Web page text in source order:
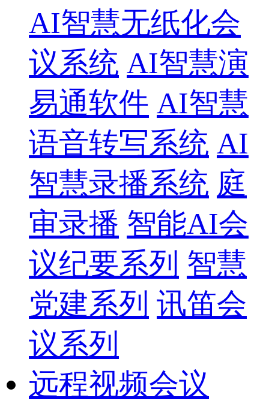
AI智慧无纸化会
议系统 AI智慧演
易通软件 AI智慧
语音转写系统 AI
智慧录播系统 庭
审录播 智能AI会
议纪要系列 智慧
党建系列 讯笛会
议系列
远程视频会议